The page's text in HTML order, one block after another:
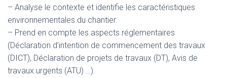
– Analyse le contexte et identifie les caractéristiques
environnementales du chantier.
– Prend en compte les aspects réglementaires
(Déclaration d’intention de commencement des travaux
(DICT), Déclaration de projets de travaux (DT), Avis de
travaux urgents (ATU) …).